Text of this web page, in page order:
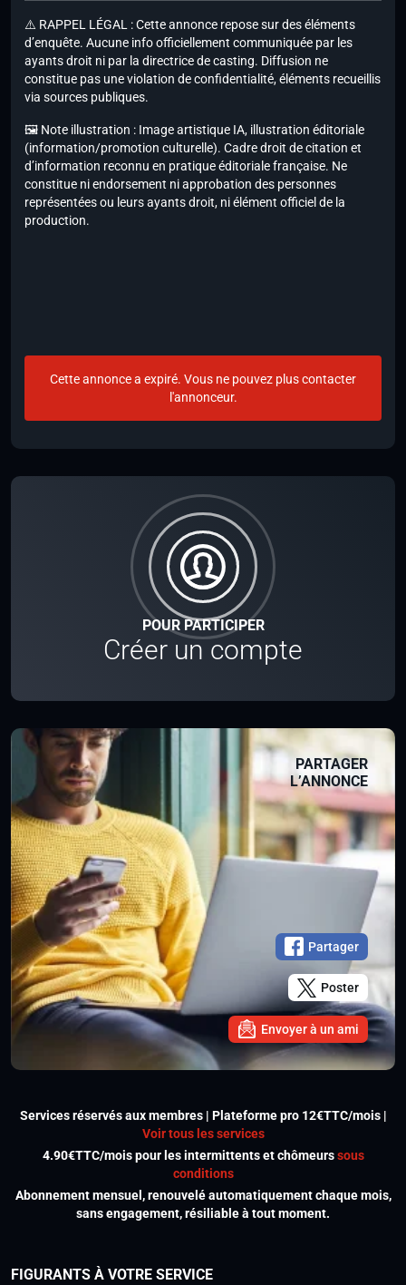
POUR PARTICIPER
Créer un compte
PARTAGER
L’ANNONCE
Partager
Poster
Envoyer à un ami
⚠️ RAPPEL LÉGAL : Cette annonce repose sur des éléments
d’enquête. Aucune info officiellement communiquée par les
ayants droit ni par la directrice de casting. Diffusion ne
constitue pas une violation de confidentialité, éléments recueillis
via sources publiques.
🖼️ Note illustration : Image artistique IA, illustration éditoriale
(information/promotion culturelle). Cadre droit de citation et
d’information reconnu en pratique éditoriale française. Ne
constitue ni endorsement ni approbation des personnes
représentées ou leurs ayants droit, ni élément officiel de la
production.
Cette annonce a expiré. Vous ne pouvez plus contacter
l'annonceur.
Services réservés aux membres | Plateforme pro 12€TTC/mois |
Voir tous les services
4.90€TTC/mois pour les intermittents et chômeurssous
conditions
Abonnement mensuel, renouvelé automatiquement chaque mois,
sans engagement, résiliable à tout moment.
FIGURANTS À VOTRE SERVICE